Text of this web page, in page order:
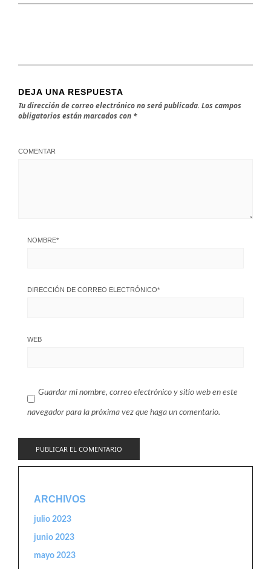
DEJA UNA RESPUESTA
Tu dirección de correo electrónico no será publicada. Los campos
obligatorios están marcados con *
COMENTAR
NOMBRE*
DIRECCIÓN DE CORREO ELECTRÓNICO*
WEB
Guardar mi nombre, correo electrónico y sitio web en este
navegador para la próxima vez que haga un comentario.
ARCHIVOS
julio 2023
junio 2023
mayo 2023